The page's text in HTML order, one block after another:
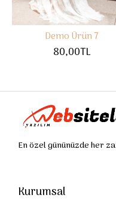
Demo Ürün 7
80,00TL
En özel gününüzde her
Kurumsal